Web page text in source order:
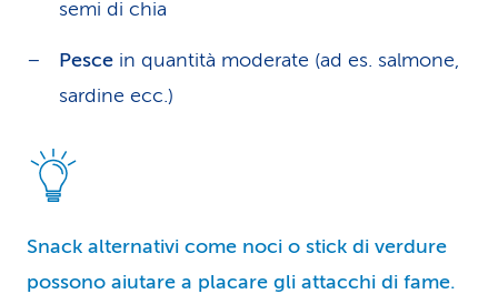
semi di chia
Pesce in quantità moderate (ad es. salmone,
sardine ecc.)
Snack alternativi come noci o stick di verdure
possono aiutare a placare gli attacchi di fame.